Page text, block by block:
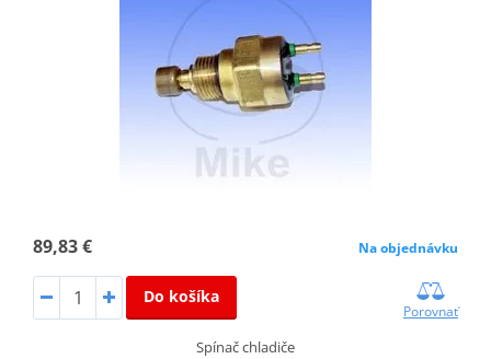
89,83 € Na objednávku
Do košíka
Porovnať
Spínač chladiče